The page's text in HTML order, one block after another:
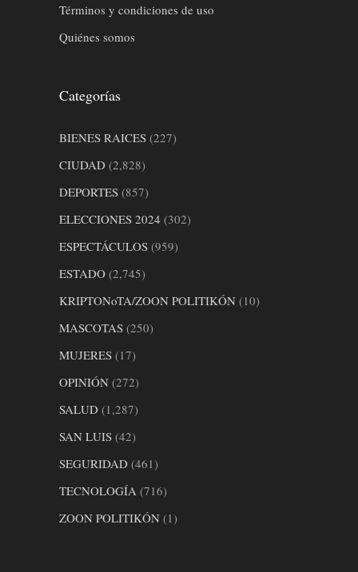
Términos y condiciones de uso
Quiénes somos
Categorías
BIENES RAICES (227)
CIUDAD (2,828)
DEPORTES (857)
ELECCIONES 2024 (302)
ESPECTÁCULOS (959)
ESTADO (2,745)
KRIPTONoTA/ZOON POLITIKÓN (10)
MASCOTAS (250)
MUJERES (17)
OPINIÓN (272)
SALUD (1,287)
SAN LUIS (42)
SEGURIDAD (461)
TECNOLOGÍA (716)
ZOON POLITIKÓN (1)